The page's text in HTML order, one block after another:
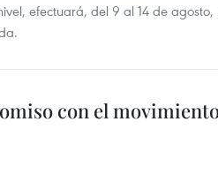
efectuará, del 9 al 14 de agosto,
con el